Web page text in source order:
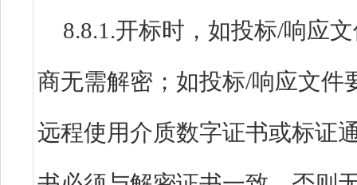
8.8.1.开标时，如投标/响应
商无需解密；如投标/响应文件
远程使用介质数字证书或标证